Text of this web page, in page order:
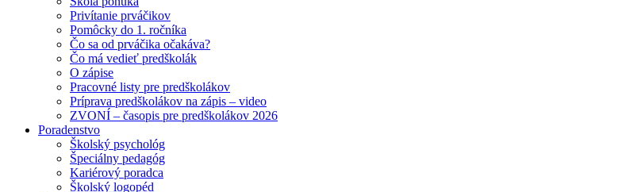
Privítanie prváčikov
Pomôcky do 1. ročníka
Čo sa od prváčika očakáva?
Čo má vedieť predškolák
O zápise
Pracovné listy pre predškolákov
Príprava predškolákov na zápis – video
ZVONÍ – časopis pre predškolákov 2026
Poradenstvo
Školský psychológ
Špeciálny pedagóg
Kariérový poradca
Školský logopéd